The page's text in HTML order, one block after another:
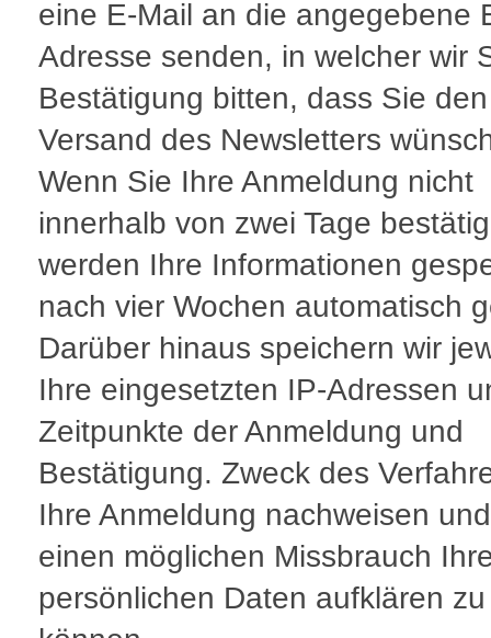
eine E-Mail an die angegebene
Adresse senden, in welcher wir
Bestätigung bitten, dass Sie den
Versand des Newsletters
Wenn Sie Ihre Anmeldung nicht
innerhalb von zwei Tage
werden Ihre Informationen
nach vier Wochen automatisch
Darüber hinaus speichern wir
Ihre eingesetzten IP-Adressen
Zeitpunkte der Anmeldung und
Bestätigung. Zweck des
Ihre Anmeldung nachweisen
einen möglichen Missbrauch
persönlichen Daten aufklären zu